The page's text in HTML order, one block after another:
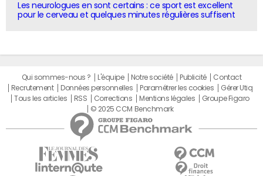
Les neurologues en sont certains : ce sport est excellent
pour le cerveau et quelques minutes régulières suffisent
Qui sommes-nous ? L'équipe Notre société Publicité
Contact
Recrutement
Données personnelles Paramétrer les cookies
Gérer Utiq
Tous les articles
RSS Corrections Mentions légales
Groupe Figaro
© 2025 CCM Benchmark